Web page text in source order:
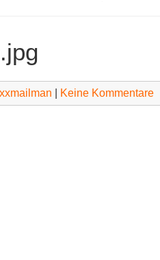
xxmailman Keine Kommentare